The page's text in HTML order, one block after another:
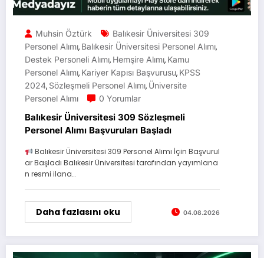
Muhsin Öztürk
Balıkesir Üniversitesi 309
Personel Alımı, Balıkesir Üniversitesi Personel Alımı,
Destek Personeli Alımı, Hemşire Alımı, Kamu
Personel Alımı, Kariyer Kapısı Başvurusu, KPSS
2024, Sözleşmeli Personel Alımı, Üniversite
Personel Alımı
0 Yorumlar
Balıkesir Üniversitesi 309 Sözleşmeli
Personel Alımı Başvuruları Başladı
Balıkesir Üniversitesi 309 Personel Alımı İçin Başvurul
ar Başladı Balıkesir Üniversitesi tarafından yayımlana
n resmi ilana…
Daha fazlasını oku 04.08.2026